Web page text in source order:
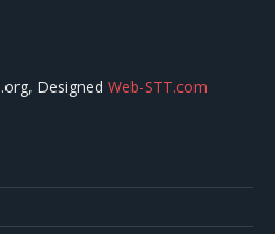
Designed Web-STT.com